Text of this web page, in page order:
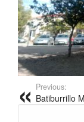
Previous:
Batiburrillo